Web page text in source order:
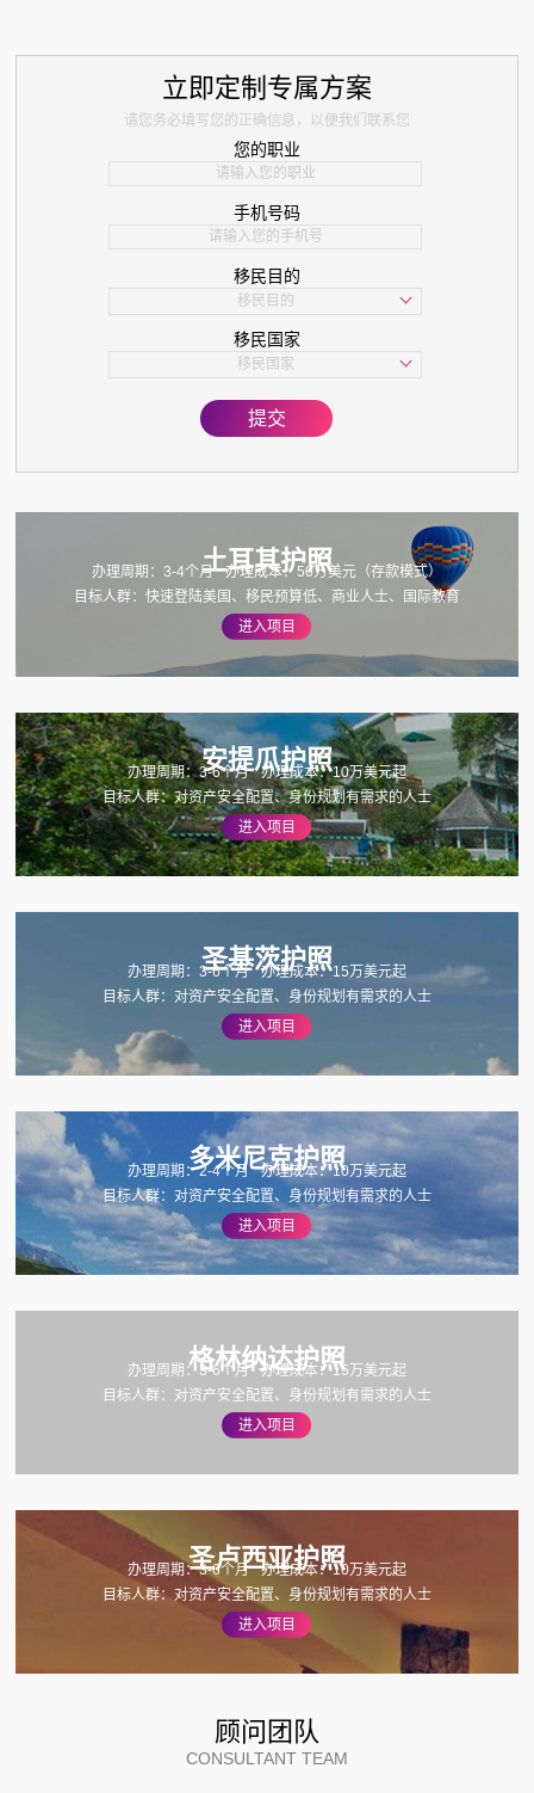
立即定制专属方案
请您务必填写您的正确信息，以便我们联系您
您的职业
手机号码
移民目的
移民目的
子女教育
移民国家
移民国家
欧洲
亚洲
提交
土耳其护照
办理周期：3-4个月
办理成本：50万美元（存款模式）
目标人群：快速登陆美国、移民预算低、商业人士、国际教育
进入项目
安提瓜护照
办理周期：3-6个月
办理成本：10万美元起
目标人群：对资产安全配置、身份规划有需求的人士
进入项目
圣基茨护照
办理周期：3-6个月
办理成本：15万美元起
目标人群：对资产安全配置、身份规划有需求的人士
进入项目
多米尼克护照
办理周期：2-4个月
办理成本：10万美元起
目标人群：对资产安全配置、身份规划有需求的人士
进入项目
格林纳达护照
办理周期：3-6个月
办理成本：15万美元起
目标人群：对资产安全配置、身份规划有需求的人士
进入项目
圣卢西亚护照
办理周期：3-6个月
办理成本：10万美元起
目标人群：对资产安全配置、身份规划有需求的人士
进入项目
顾问团队
CONSULTANT TEAM